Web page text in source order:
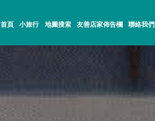
首頁 小旅行 地圖搜索 友善店家佈告欄 聯絡我們